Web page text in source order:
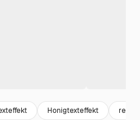
Honigtexteffekt